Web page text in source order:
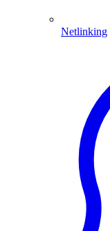
Netlinking